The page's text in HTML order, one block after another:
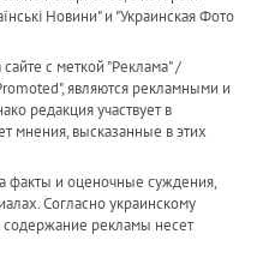
Новини" и "Украинская Фото
с меткой "Реклама" /
являются рекламными и
редакция участвует в
мнения, высказанные в этих
факты и оценочные суждения,
Согласно украинскому
содержание рекламы несет